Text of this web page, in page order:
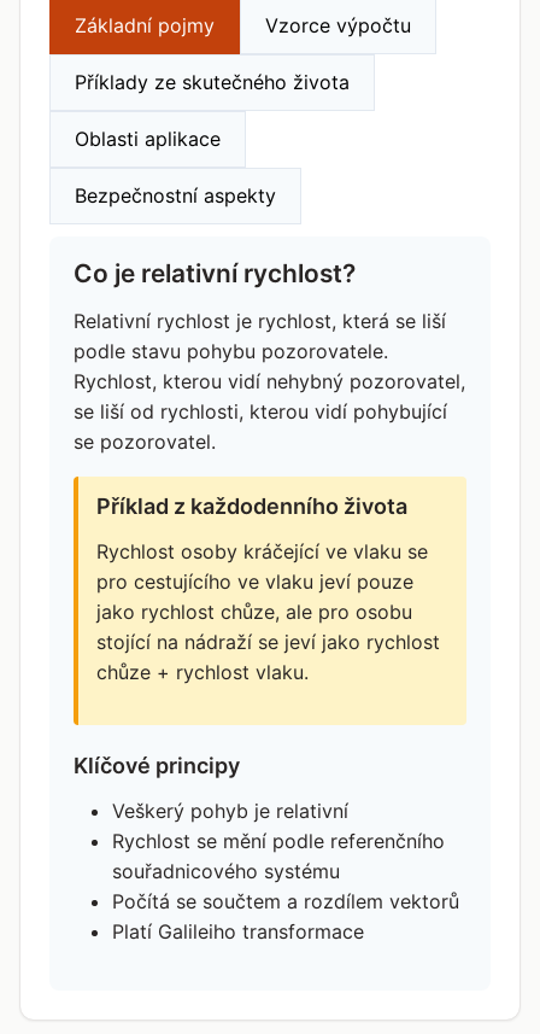
Základní pojmy Vzorce výpočtu
Příklady ze skutečného života
Oblasti aplikace
Bezpečnostní aspekty
Co je relativní rychlost?
Relativní rychlost je rychlost, která se liší
podle stavu pohybu pozorovatele.
Rychlost, kterou vidí nehybný pozorovatel,
se liší od rychlosti, kterou vidí pohybující
se pozorovatel.
Příklad z každodenního života
Rychlost osoby kráčející ve vlaku se
pro cestujícího ve vlaku jeví pouze
jako rychlost chůze, ale pro osobu
stojící na nádraží se jeví jako rychlost
chůze + rychlost vlaku.
Klíčové principy
Veškerý pohyb je relativní
Rychlost se mění podle referenčního
souřadnicového systému
Počítá se součtem a rozdílem vektorů
Platí Galileiho transformace